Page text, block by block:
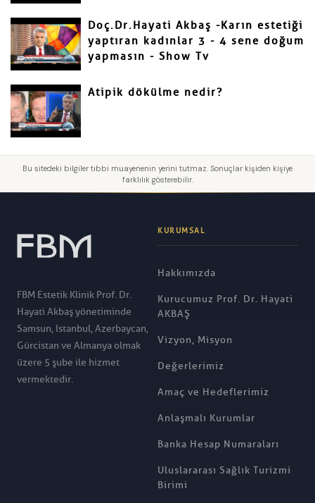
Doç.Dr.Hayati Akbaş -Karın estetiği
yaptıran kadınlar 3 - 4 sene doğum
yapmasın - Show Tv
Atipik dökülme nedir?
Bu sitedeki bilgiler tıbbi muayenenin yerini tutmaz. Sonuçlar kişiden kişiye
farklılık gösterebilir.
FBM Estetik Klinik Prof. Dr.
Hayati Akbaş yönetiminde
Samsun, Istanbul, Azerbaycan,
Gürcistan ve Almanya olmak
üzere 5 şube ile hizmet
vermektedir.
KURUMSAL
Hakkımızda
Kurucumuz Prof. Dr. Hayati
AKBAŞ
Vizyon, Misyon
Değerlerimiz
Amaç ve Hedeflerimiz
Anlaşmalı Kurumlar
Banka Hesap Numaraları
Uluslararası Sağlık Turizmi
Birimi